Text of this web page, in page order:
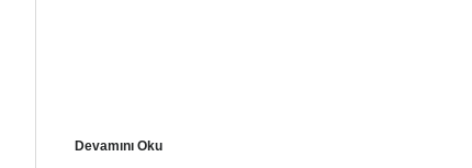
Devamını Oku